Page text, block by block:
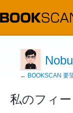
← BOOKSCAN 要
私のフィ